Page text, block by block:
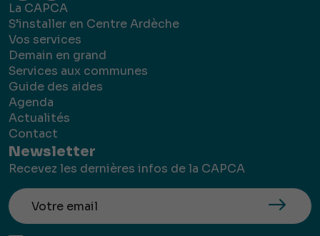
La CAPCA
S’installer en Centre Ardèche
Vos services
Demain en grand
Services aux communes
Guide des aides
Agenda
Actualités
Contact
Newsletter
Recevez les dernières infos de la CAPCA